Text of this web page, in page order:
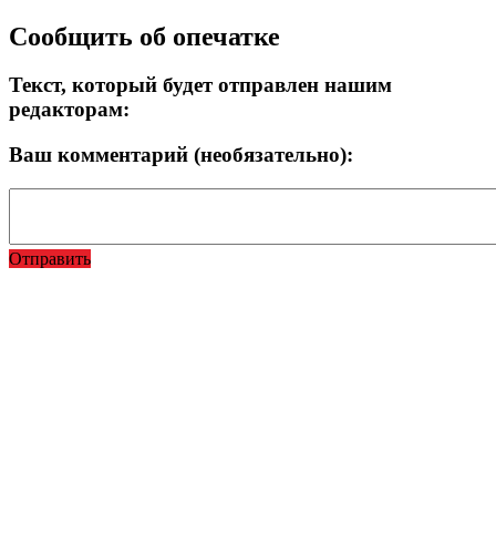
Сообщить об опечатке
Текст, который будет отправлен нашим
редакторам:
Ваш комментарий (необязательно):
Отправить